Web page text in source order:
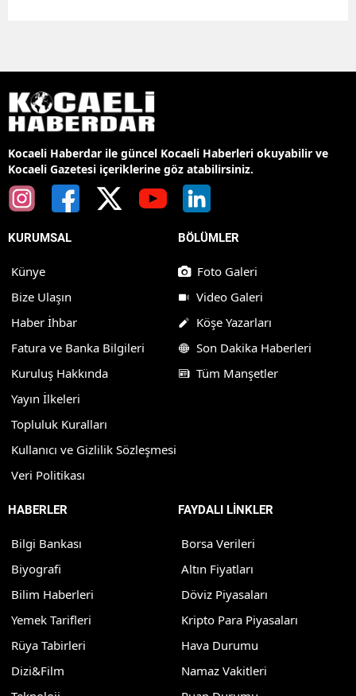
Kocaeli Haberdar ile güncel Kocaeli Haberleri okuyabilir ve
Kocaeli Gazetesi içeriklerine göz atabilirsiniz.
KURUMSAL
Künye
Bize Ulaşın
Haber İhbar
Fatura ve Banka Bilgileri
Kuruluş Hakkında
Yayın İlkeleri
Topluluk Kuralları
Kullanıcı ve Gizlilik Sözleşmesi
Veri Politikası
BÖLÜMLER
Foto Galeri
Video Galeri
Köşe Yazarları
Son Dakika Haberleri
Tüm Manşetler
HABERLER
Bilgi Bankası
Biyografi
Bilim Haberleri
Yemek Tarifleri
Rüya Tabirleri
Dizi&Film
FAYDALI LİNKLER
Borsa Verileri
Altın Fiyatları
Döviz Piyasaları
Kripto Para Piyasaları
Hava Durumu
Namaz Vakitleri